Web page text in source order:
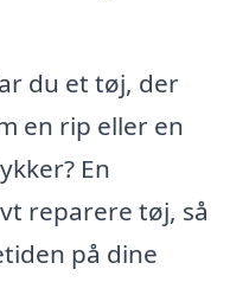
du et tøj, der
en rip eller en
En
reparere tøj, så
på dine